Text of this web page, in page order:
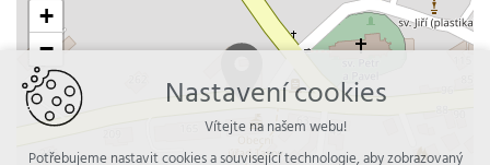
+
−
Nastavení cookies
Vítejte na našem webu!
Potřebujeme nastavit cookies a související technologie, aby zobrazovaný